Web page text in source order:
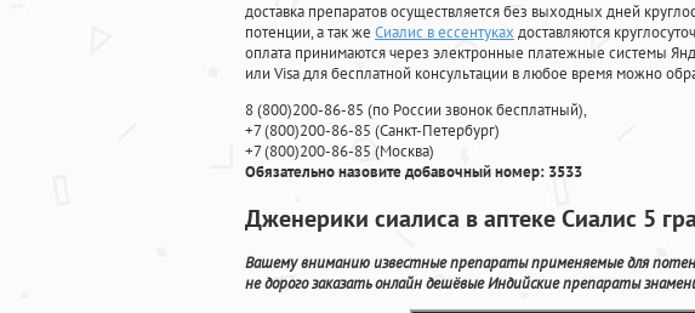
доставка препаратов осуществляется без выходных дней
потенции, а так же Сиалис в ессентуках доставляются
оплата принимаются через электронные платежные системы
или Visa для бесплатной консультации в любое время можно
8(800)200-86-85 (по России звонок бесплатный),
+7(800)200-86-85 (Санкт-Петербург)
+7(800)200-86-85 (Москва)
Обязательно назовите добавочный номер: 3533
Дженерики сиалиса в аптеке Сиалис 5
Вашему вниманию известные препараты применяемые для
не дорого заказать онлайн дешёвые Индийские препараты